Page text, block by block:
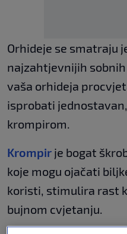
Orhideje se smatraju
najzahtjevnijih
vaša orhideja
isprobati
krompirom.
Krompir je bogat
koje mogu ojačati
koristi, stimulira rast
bujnom cvjetanju.